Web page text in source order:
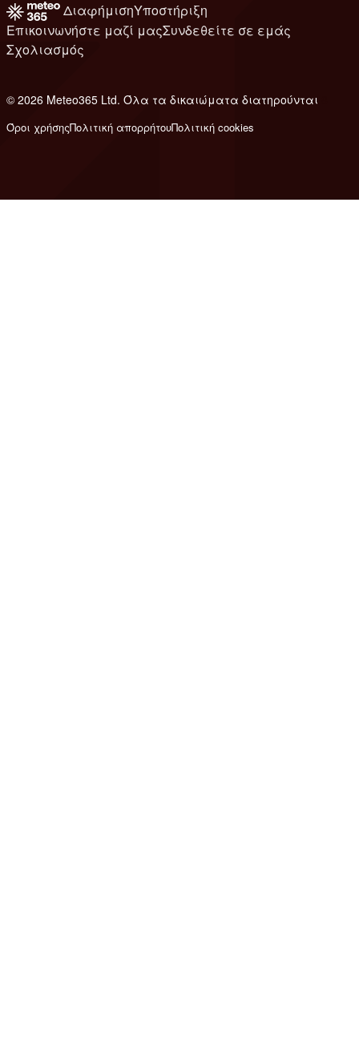
ΔιαφήμισηΥποστήριξη
Επικοινωνήστε μαζί μαςΣυνδεθείτε σε εμάς
Σχολιασμός
© 2026 Meteo365 Ltd. Όλα τα δικαιώματα διατηρούνται
Όροι χρήσηςΠολιτική απορρήτουΠολιτική cookies